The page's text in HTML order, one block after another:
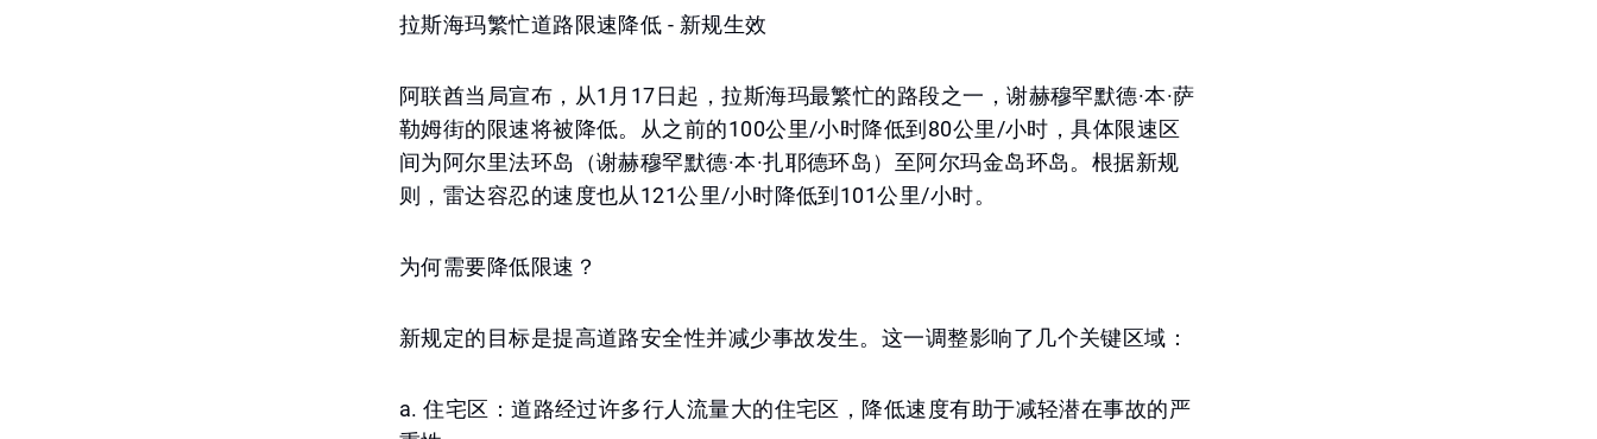
拉斯海玛繁忙道路限速降低 - 新规生效
阿联酋当局宣布，从1月17日起，拉斯海玛最繁忙的路段之一，谢赫穆罕默德·本·萨
勒姆街的限速将被降低。从之前的100公里/小时降低到80公里/小时，具体限速区
间为阿尔里法环岛（谢赫穆罕默德·本·扎耶德环岛）至阿尔玛金岛环岛。根据新规
则，雷达容忍的速度也从121公里/小时降低到101公里/小时。
为何需要降低限速？
新规定的目标是提高道路安全性并减少事故发生。这一调整影响了几个关键区域：
a. 住宅区：道路经过许多行人流量大的住宅区，降低速度有助于减轻潜在事故的严